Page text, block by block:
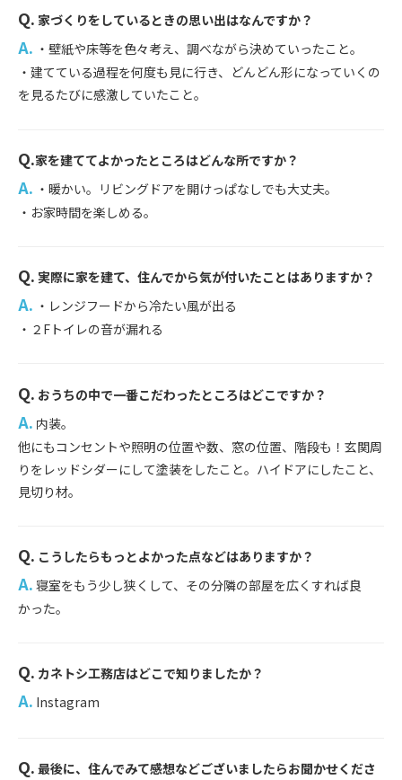
...
Q. 家づくりをしているときの思い出はなんですか？
A. ・壁紙や床等を色々考え、調べながら決めていったこと。
・建てている過程を何度も見に行き、どんどん形になっていくの
を見るたびに感激していたこと。
...
Q.家を建ててよかったところはどんな所ですか？
A. ・暖かい。リビングドアを開けっぱなしでも大丈夫。
・お家時間を楽しめる。
...
Q. 実際に家を建て、住んでから気が付いたことはありますか？
A. ・レンジフードから冷たい風が出る
・２Fトイレの音が漏れる
...
Q. おうちの中で一番こだわったところはどこですか？
A. 内装。
他にもコンセントや照明の位置や数、窓の位置、階段も！玄関周
りをレッドシダーにして塗装をしたこと。ハイドアにしたこと、
見切り材。
...
Q. こうしたらもっとよかった点などはありますか？
A. 寝室をもう少し狭くして、その分隣の部屋を広くすれば良
かった。
...
Q. カネトシ工務店はどこで知りましたか？
A. Instagram
...
Q. 最後に、住んでみて感想などございましたらお聞かせくださ